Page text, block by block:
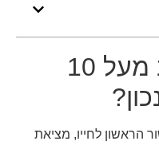
ביטוח מקיף לרכב מעל 10
לחייו, מציאת